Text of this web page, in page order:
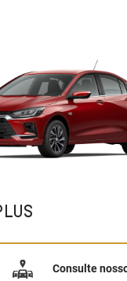
Consulte